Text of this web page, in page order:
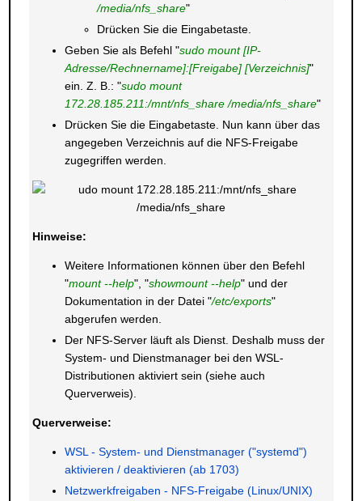
/media/nfs_share"
Drücken Sie die Eingabetaste.
Geben Sie als Befehl "sudo mount [IP-
Adresse/Rechnername]:[Freigabe] [Verzeichnis]"
ein. Z. B.: "sudo mount
172.28.185.211:/mnt/nfs_share /media/nfs_share"
Drücken Sie die Eingabetaste. Nun kann über das
angegeben Verzeichnis auf die NFS-Freigabe
zugegriffen werden.
Hinweise:
Weitere Informationen können über den Befehl
"mount --help", "showmount --help" und der
Dokumentation in der Datei "/etc/exports"
abgerufen werden.
Der NFS-Server läuft als Dienst. Deshalb muss der
System- und Dienstmanager bei den WSL-
Distributionen aktiviert sein (siehe auch
Querverweis).
Querverweise:
WSL - System- und Dienstmanager ("systemd")
aktivieren / deaktivieren (ab 1703)
Netzwerkfreigaben - NFS-Freigabe (Linux/UNIX)